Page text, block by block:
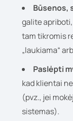
Būsenos,
galite
tam tikromis
„laukiama“
Paslėpti
kad klientai
(pvz., jei
sistemas).